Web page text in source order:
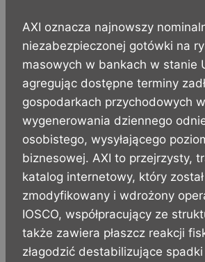
AXI oznacza najnowszy
niezabezpieczonej gotówki na
masowych w bankach w stanie
agregując dostępne terminy
gospodarkach przychodowych
wygenerowania dziennego
osobistego, wysyłającego
biznesowej. AXI to przejrzysty,
katalog internetowy, który został
zmodyfikowany i wdrożony
IOSCO, współpracujący ze
także zawiera płaszcz reakcji
złagodzić destabilizujące